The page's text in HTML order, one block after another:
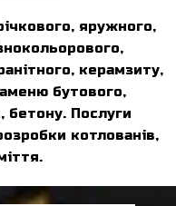
яружного,
керамзиту,
бутового,
бетону. Послуги
котлованів,